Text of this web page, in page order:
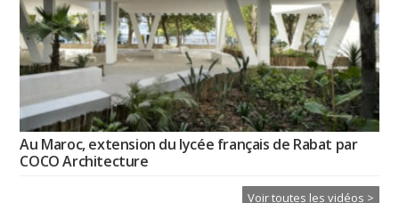
Au Maroc, extension du lycée français de Rabat par
COCO Architecture
Voir toutes les vidéos >